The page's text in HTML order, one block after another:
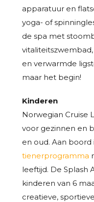
apparatuur en
yoga- of
de spa met
en verwarmde
maar het begin!
Kinderen
Norwegian Cruise
voor gezinnen en
en oud. Aan
tienerprogramma
leeftijd. De Splash
kinderen van 6
creatieve,